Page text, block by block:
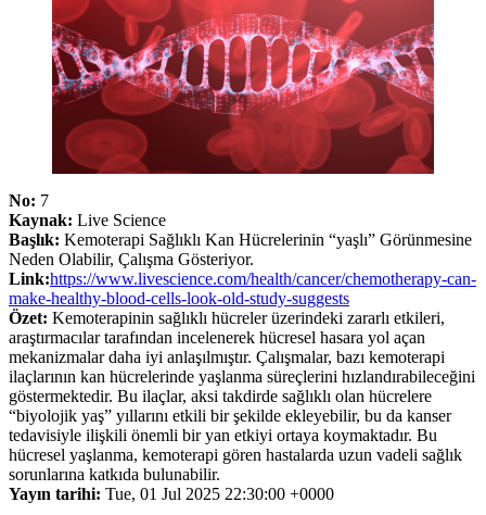
No: 7
Kaynak: Live Science
Başlık: Kemoterapi Sağlıklı Kan Hücrelerinin “yaşlı” Görünmesine
Neden Olabilir, Çalışma Gösteriyor.
Link:https://www.livescience.com/health/cancer/chemotherapy-can-
make-healthy-blood-cells-look-old-study-suggests
Özet: Kemoterapinin sağlıklı hücreler üzerindeki zararlı etkileri,
araştırmacılar tarafından incelenerek hücresel hasara yol açan
mekanizmalar daha iyi anlaşılmıştır. Çalışmalar, bazı kemoterapi
ilaçlarının kan hücrelerinde yaşlanma süreçlerini hızlandırabileceğini
göstermektedir. Bu ilaçlar, aksi takdirde sağlıklı olan hücrelere
“biyolojik yaş” yıllarını etkili bir şekilde ekleyebilir, bu da kanser
tedavisiyle ilişkili önemli bir yan etkiyi ortaya koymaktadır. Bu
hücresel yaşlanma, kemoterapi gören hastalarda uzun vadeli sağlık
sorunlarına katkıda bulunabilir.
Yayın tarihi: Tue, 01 Jul 2025 22:30:00 +0000